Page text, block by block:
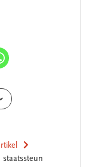
staatssteun